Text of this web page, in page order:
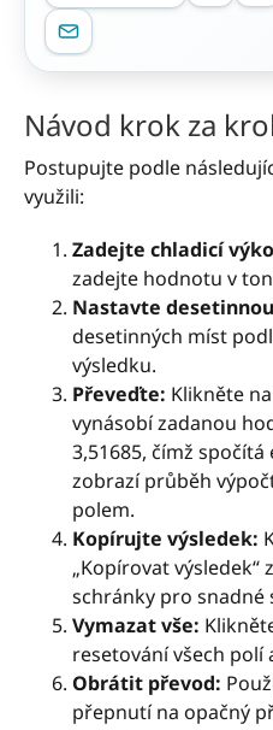
Návod krok za
Postupujte podle
využili:
Zadejte chladicí
zadejte hodnotu v
Nastavte
desetinných míst
výsledku.
Převeďte: Klikněte
vynásobí zadanou
3,51685, čímž
zobrazí průběh
polem.
Kopírujte výsledek:
„Kopírovat
schránky pro snadné
Vymazat vše:
resetování všech polí
Obrátit převod:
přepnutí na opačný